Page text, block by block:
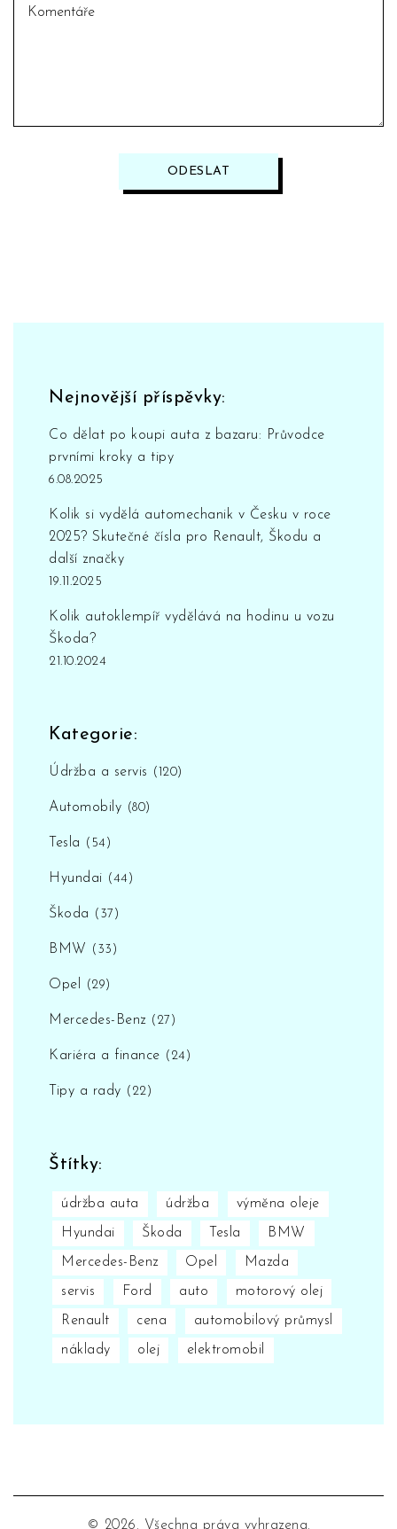
ODESLAT
Nejnovější příspěvky:
Co dělat po koupi auta z bazaru: Průvodce
prvními kroky a tipy
6.08.2025
Kolik si vydělá automechanik v Česku v roce
2025? Skutečné čísla pro Renault, Škodu a
další značky
19.11.2025
Kolik autoklempíř vydělává na hodinu u vozu
Škoda?
21.10.2024
Kategorie:
Údržba a servis (120)
Automobily (80)
Tesla (54)
Hyundai (44)
Škoda (37)
BMW (33)
Opel (29)
Mercedes-Benz (27)
Kariéra a finance (24)
Tipy a rady (22)
Štítky:
údržba auta údržba výměna oleje
Hyundai Škoda Tesla BMW
Mercedes-Benz Opel Mazda
servis Ford auto motorový olej
Renault cena automobilový průmysl
náklady olej elektromobil
© 2026. Všechna práva vyhrazena.